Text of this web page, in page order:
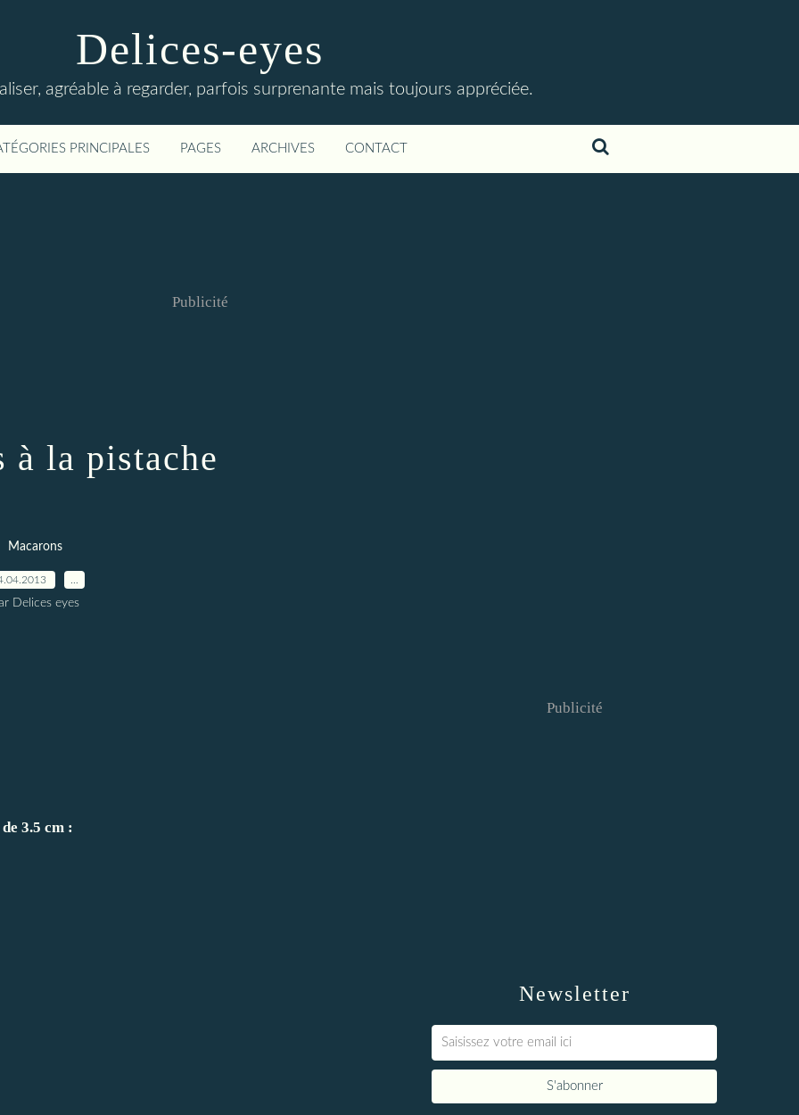
Delices-eyes
agréable à regarder, parfois surprenante mais toujours appréciée.
PRINCIPALES PAGES ARCHIVES CONTACT
Publicité
à la pistache
Macarons
Delices eyes
3.5 cm :
Newsletter
Publicité